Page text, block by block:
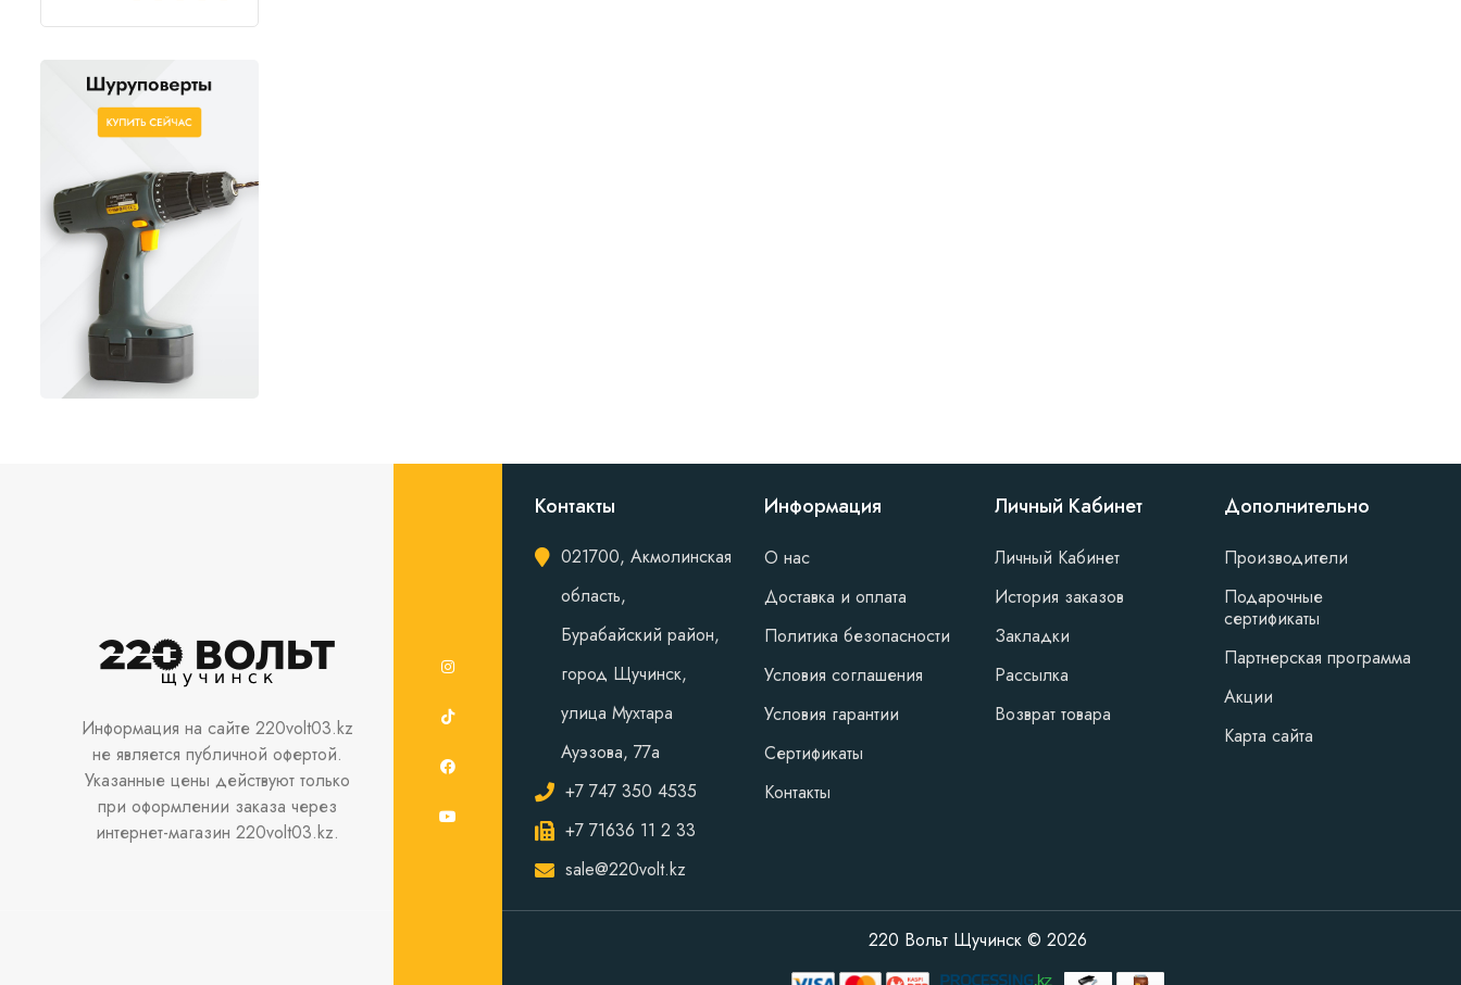
Информация на сайте 220volt03.kz
не является публичной офертой.
Указанные цены действуют только
при оформлении заказа через
интернет-магазин 220volt03.kz.
Контакты
021700, Акмолинская
область,
Бурабайский район,
город Щучинск,
улица Мухтара
Ауэзова, 77а
+7 747 350 4535
+7 71636 11 2 33
sale@220volt.kz
Информация
О нас
Доставка и оплата
Политика безопасности
Условия соглашения
Условия гарантии
Сертификаты
Контакты
Личный Кабинет
Личный Кабинет
История заказов
Закладки
Рассылка
Возврат товара
Дополнительно
Производители
Подарочные
сертификаты
Партнерская программа
Акции
Карта сайта
220 Вольт Щучинск © 2026